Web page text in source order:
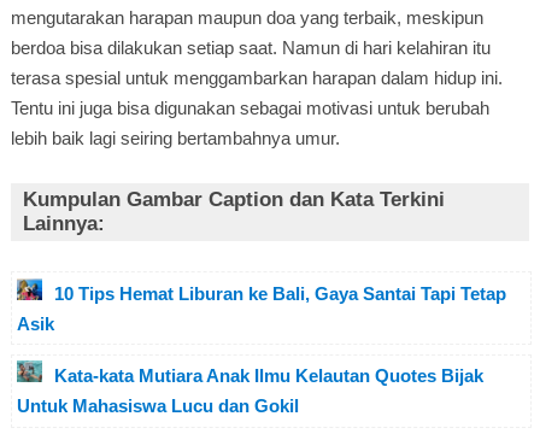
mengutarakan harapan maupun doa yang terbaik, meskipun
berdoa bisa dilakukan setiap saat. Namun di hari kelahiran itu
terasa spesial untuk menggambarkan harapan dalam hidup ini.
Tentu ini juga bisa digunakan sebagai motivasi untuk berubah
lebih baik lagi seiring bertambahnya umur.
Kumpulan Gambar Caption dan Kata Terkini
Lainnya:
10 Tips Hemat Liburan ke Bali, Gaya Santai Tapi Tetap
Asik
Kata-kata Mutiara Anak Ilmu Kelautan Quotes Bijak
Untuk Mahasiswa Lucu dan Gokil